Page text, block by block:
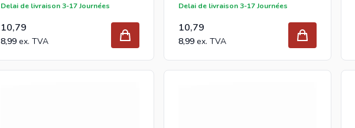
Delai de livraison 3-17 Journées
10,79
8,99
Delai de livraison 3-17 Journées
10,79
8,99